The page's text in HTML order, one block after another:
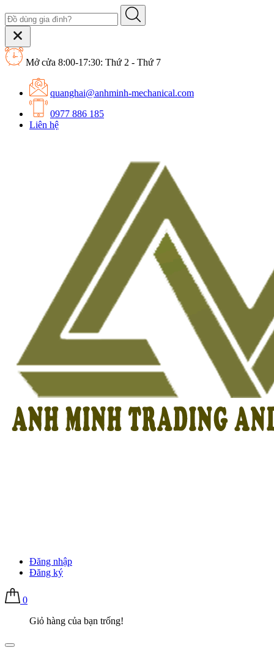
Mở cửa 8:00-17:30: Thứ 2 - Thứ 7
quanghai@anhminh-mechanical.com
0977 886 185
Liên hệ
Đăng nhập
Đăng ký
0
Giỏ hàng của bạn trống!